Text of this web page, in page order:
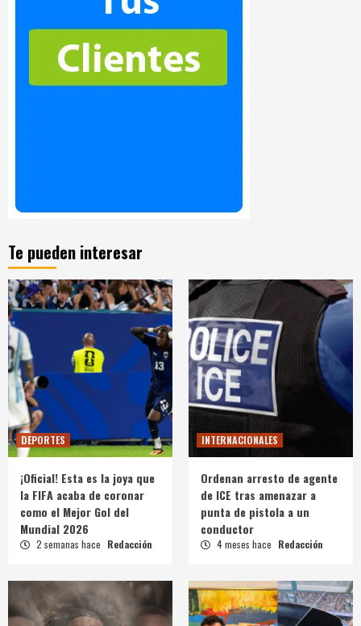
Te pueden interesar
DEPORTES
¡Oficial! Esta es la joya que
la FIFA acaba de coronar
como el Mejor Gol del
Mundial 2026
2 semanas hace Redacción
INTERNACIONALES
Ordenan arresto de agente
de ICE tras amenazar a
punta de pistola a un
conductor
4 meses hace Redacción